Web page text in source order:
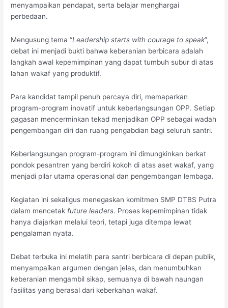
menyampaikan pendapat, serta belajar menghargai
perbedaan.
Mengusung tema “Leadership starts with courage to speak”,
debat ini menjadi bukti bahwa keberanian berbicara adalah
langkah awal kepemimpinan yang dapat tumbuh subur di atas
lahan wakaf yang produktif.
Para kandidat tampil penuh percaya diri, memaparkan
program-program inovatif untuk keberlangsungan OPP. Setiap
gagasan mencerminkan tekad menjadikan OPP sebagai wadah
pengembangan diri dan ruang pengabdian bagi seluruh santri.
Keberlangsungan program-program ini dimungkinkan berkat
pondok pesantren yang berdiri kokoh di atas aset wakaf, yang
menjadi pilar utama operasional dan pengembangan lembaga.
Kegiatan ini sekaligus menegaskan komitmen SMP DTBS Putra
dalam mencetak future leaders. Proses kepemimpinan tidak
hanya diajarkan melalui teori, tetapi juga ditempa lewat
pengalaman nyata.
Debat terbuka ini melatih para santri berbicara di depan publik,
menyampaikan argumen dengan jelas, dan menumbuhkan
keberanian mengambil sikap, semuanya di bawah naungan
fasilitas yang berasal dari keberkahan wakaf.